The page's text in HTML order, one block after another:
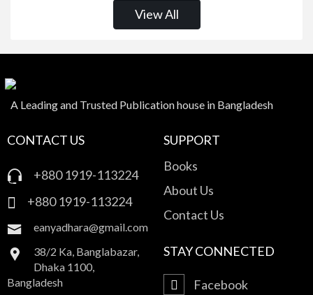
আরাফাত শাহরিয়ার
অতিপ্রাকৃত ও ভৌতিক উপন্যাস
View All
A Leading and Trusted Publication house in Bangladesh
CONTACT US
+880 1919-113224
+880 1919-113224
eanyadhara@gmail.com
38/2 Ka, Banglabazar,
Dhaka 1100,
Bangladesh
SUPPORT
Books
About Us
Contact Us
STAY CONNECTED
Facebook